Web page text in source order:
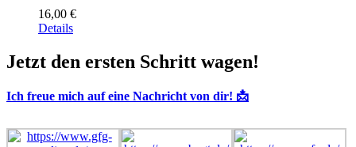
der
gewählt
werden
16,00 €
Details
Jetzt den ersten Schritt wagen!
Ich freue mich auf eine Nachricht von dir! 📩